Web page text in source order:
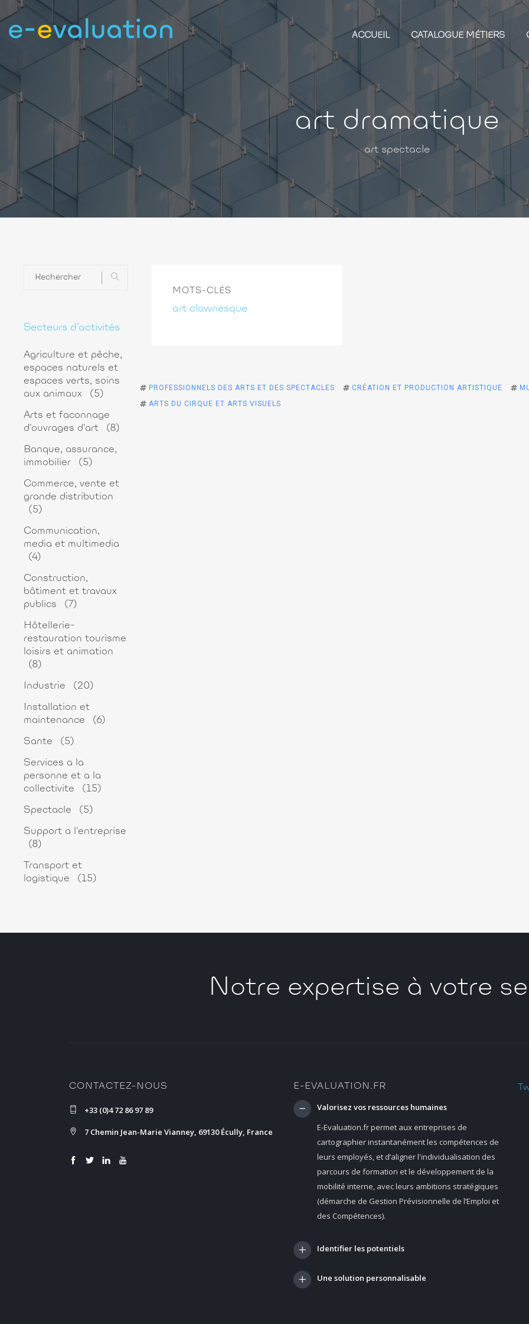
ACCUEIL CATALOGUE MÉTIERS
art dramatique
art spectacle
MOTS-CLÉS
art clownesque
PROFESSIONNELS DES ARTS ET DES SPECTACLES CRÉATION ET PRODUCTION ARTISTIQUE
ARTS DU CIRQUE ET ARTS VISUELS
Secteurs d'activités
Agriculture et pêche,
espaces naturels et
espaces verts, soins
aux animaux
(5)
Arts et faconnage
d'ouvrages d'art
(8)
Banque, assurance,
immobilier
(5)
Commerce, vente et
grande distribution
(5)
Communication,
media et multimedia
(4)
Construction,
bâtiment et travaux
publics
(7)
Hôtellerie-
restauration tourisme
loisirs et animation
(8)
Industrie (20)
Installation et
maintenance
(6)
Sante (5)
Services a la
personne et a la
collectivite
(15)
Spectacle (5)
Support a l'entreprise
(8)
Transport et
logistique
(15)
Notre expertise à votre
CONTACTEZ-NOUS
+33 (0)4 72 86 97 89
7 Chemin Jean-Marie Vianney, 69130 Écully, France
E-EVALUATION.FR
Valorisez vos ressources humaines
E-Evaluation.fr permet aux entreprises de
cartographier instantanément les compétences de
leurs employés, et d’aligner l'individualisation des
parcours de formation et le développement de la
mobilité interne, avec leurs ambitions stratégiques
(démarche de Gestion Prévisionnelle de l’Emploi et
des Compétences).
Identifier les potentiels
Une solution personnalisable